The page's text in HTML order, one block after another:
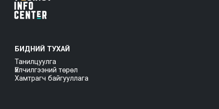
БИДНИЙ ТУХАЙ
Танилцуулга
Үйлчилгээний төрөл
Хамтрагч байгууллага